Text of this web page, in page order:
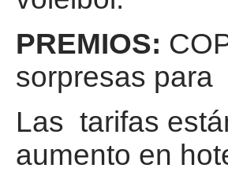
PREMIOS:
sorpresas para
Las tarifas
aumento en